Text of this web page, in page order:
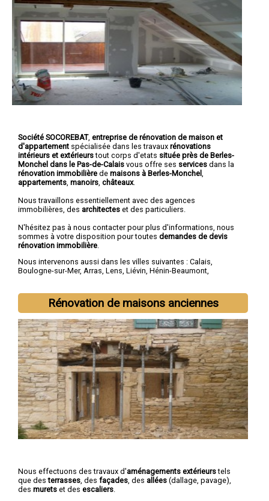
Société SOCOREBAT, entreprise de rénovation de maison et
d'appartement spécialisée dans les travaux rénovations
intérieurs et extérieurstout corps d'etats située près de Berles-
Monchel dans le Pas-de-Calais vous offre ses services dans la
rénovation immobilière de maisons à Berles-Monchel
appartements manoirs châteaux.
Nous travaillons essentiellement avec des agences
immobilières, des architectes et des particuliers.
N'hésitez pas à nous contacter pour plus d'informations, nous
sommes à votre disposition pour toutes demandes de devis
rénovation immobilière
Nous intervenons aussi dans les villes suivantes : Calais,
Boulogne-sur-Mer, Arras, Lens, Liévin, Hénin-Beaumont,
Rénovation de maisons anciennes
Nous effectuons des travaux d'aménagements extérieurstels
que desterrasses , des façades , des allées (dallage, pavage),
des murets et des escaliers